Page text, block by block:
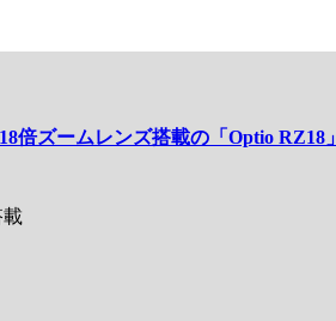
ズームレンズ搭載の「Optio RZ18」